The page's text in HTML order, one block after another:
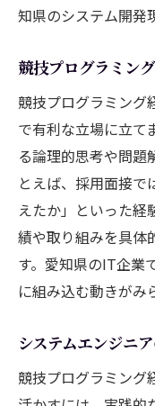
知県のシステム開発
競技プログラミン
競技プログラミング
で有利な立場に立て
る論理的思考や問題
とえば、採用面接
えたか」といった経
績や取り組みを具体
す。愛知県のIT企業
に組み込む動きがみ
システムエンジニ
競技プログラミング